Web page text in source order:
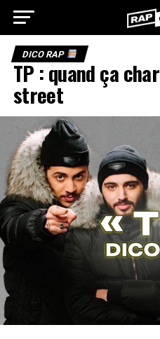
DICO RAP
TP : quand ça
street